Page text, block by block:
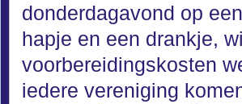
donderdagavond op
hapje en een drankje,
voorbereidingskosten
iedere vereniging